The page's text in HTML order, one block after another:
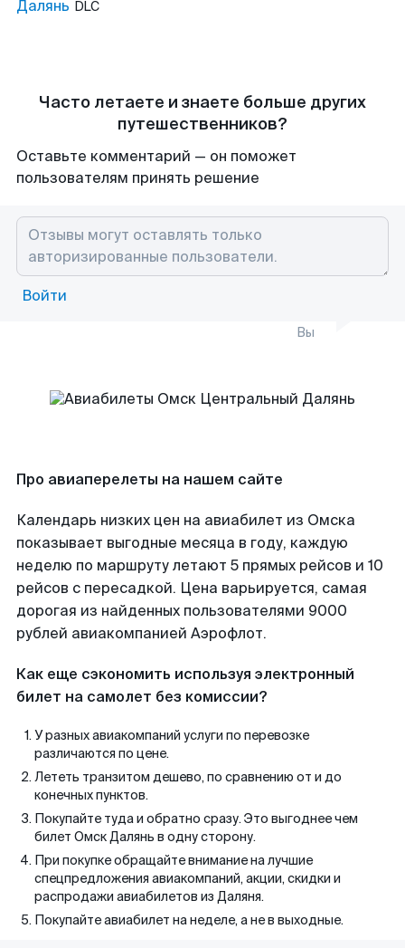
Далянь DLC
Часто летаете и знаете больше других
путешественников?
Оставьте комментарий — он поможет
пользователям принять решение
Войти
Вы
Про авиаперелеты на нашем сайте
Календарь низких цен на авиабилет из Омска
показывает выгодные месяца в году, каждую
неделю по маршруту летают 5 прямых рейсов и 10
рейсов с пересадкой. Цена варьируется, самая
дорогая из найденных пользователями 9000
рублей авиакомпанией Аэрофлот.
Как еще сэкономить используя электронный
билет на самолет без комиссии?
У разных авиакомпаний услуги по перевозке
различаются по цене.
Лететь транзитом дешево, по сравнению от и до
конечных пунктов.
Покупайте туда и обратно сразу. Это выгоднее чем
билет Омск Далянь в одну сторону.
При покупке обращайте внимание на лучшие
спецпредложения авиакомпаний, акции, скидки и
распродажи авиабилетов из Даляня.
Покупайте авиабилет на неделе, а не в выходные.